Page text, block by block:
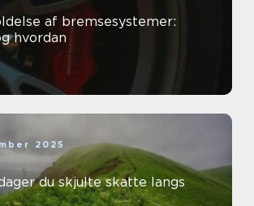
af bremsesystemer:
hvordan
2025
du skjulte skatte langs